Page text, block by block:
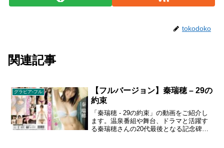
tokodoko
関連記事
グラビア-フル
【フルバージョン】秦瑞穂 – 29の
約束
「秦瑞穂 - 29の約束」の動画をご紹介し
ます。温泉番組や舞台、ドラマと活躍す
る秦瑞穂さんの20代最後となる記念碑的